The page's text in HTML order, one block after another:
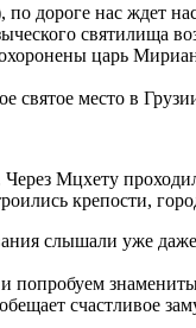
дороге нас ждет
святилища
царь
место в
Мцхету
крепости,
слышали уже
попробуем
счастливое